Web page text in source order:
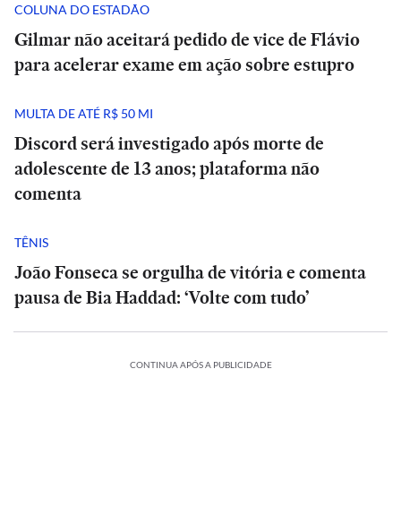
COLUNA DO ESTADÃO
Gilmar não aceitará pedido de vice de Flávio
para acelerar exame em ação sobre estupro
MULTA DE ATÉ R$ 50 MI
Discord será investigado após morte de
adolescente de 13 anos; plataforma não
comenta
TÊNIS
João Fonseca se orgulha de vitória e comenta
pausa de Bia Haddad: ‘Volte com tudo’
CONTINUA APÓS A PUBLICIDADE